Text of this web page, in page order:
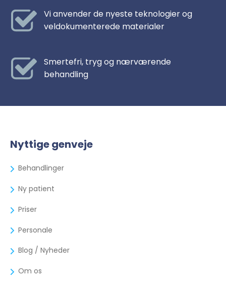
Vi anvender de nyeste teknologier og
veldokumenterede materialer
Smertefri, tryg og nærværende
behandling
Nyttige genveje
Behandlinger
Ny patient
Priser
Personale
Blog / Nyheder
Om os